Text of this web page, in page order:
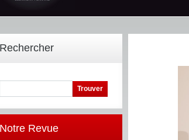
Rechercher
Notre Revue